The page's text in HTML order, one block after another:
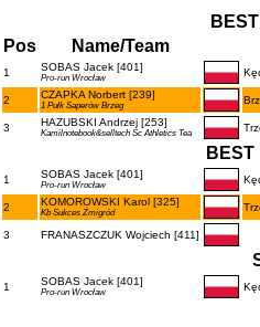
Pos
Name/Team
1 SOBAS Jacek [401]
Pro-run Wrocław
2 CZAPKA Norbert [239]
1 Pułk Saperów Brzeg
3 HAZUBSKI Andrzej [253]
Kamilnotebook&selltech Sc Athletics Tea
BEST
1 SOBAS Jacek [401]
Pro-run Wrocław
2 KOMOROWSKI Karol [325]
Kb Sukces Żmigród
3 FRANASZCZUK Wojciech [411]
1 SOBAS Jacek [401]
Pro-run Wrocław